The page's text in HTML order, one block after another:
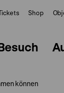
Shop
können